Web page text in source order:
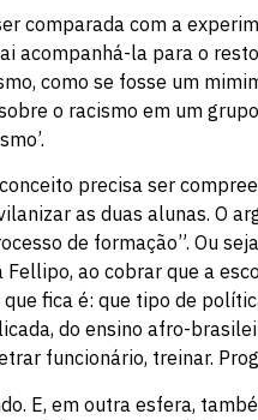
comparada com a
acompanhá-la para o
como se fosse um
o racismo em um
precisa ser
as duas alunas. O
de formação”. Ou
ao cobrar que a
fica é: que tipo de
do ensino afro-
funcionário, treinar.
E, em outra esfera,